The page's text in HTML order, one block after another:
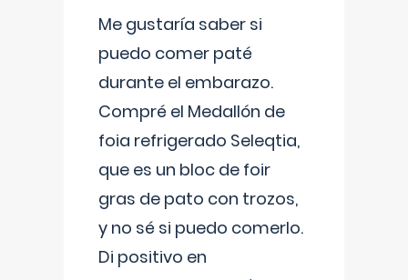
Me gustaría saber si
puedo comer paté
durante el embarazo.
Compré el Medallón de
foia refrigerado Seleqtia,
que es un bloc de foir
gras de pato con trozos,
y no sé si puedo comerlo.
Di positivo en